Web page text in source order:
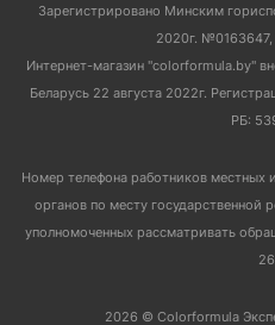
Зарегистрировано Минским
2020г.
Интернет-магазин "colorformula.by"
Беларусь 22 августа 2022г.
РБ:
Номер телефона работников местных
органов по месту
уполномоченных рассматривать
26
2026 © Colorformula